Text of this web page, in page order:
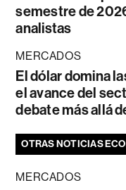
semestre de
analistas
MERCADOS
El dólar domina
el avance del
debate más allá
OTRAS NOTICIAS
MERCADOS